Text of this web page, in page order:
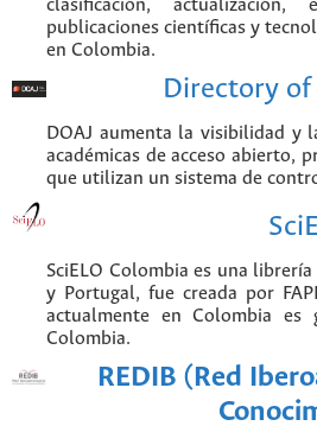
clasificación,
publicaciones científicas y
en Colombia.
Directory of
DOAJ aumenta la visibilidad y
académicas de acceso abierto,
que utilizan un sistema de
SciELO Colombia es una
y Portugal, fue creada por
actualmente en Colombia es
Colombia.
REDIB (Red